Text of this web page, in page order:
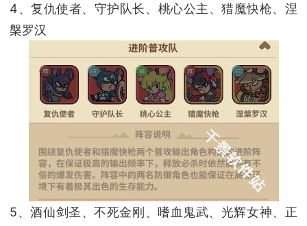
4、复仇使者、守护队长、桃心公主、猎魔快枪、涅
槃罗汉
5、酒仙剑圣、不死金刚、嗜血鬼武、光辉女神、正